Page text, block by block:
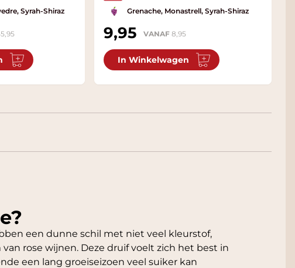
Syrah-Shiraz
Grenache, Monastrell, Syrah-Shiraz
9,95 VANAF 8,95
In Winkelwagen
een dunne schil met niet veel kleurstof,
rose wijnen. Deze druif voelt zich het best in
een lang groeiseizoen veel suiker kan